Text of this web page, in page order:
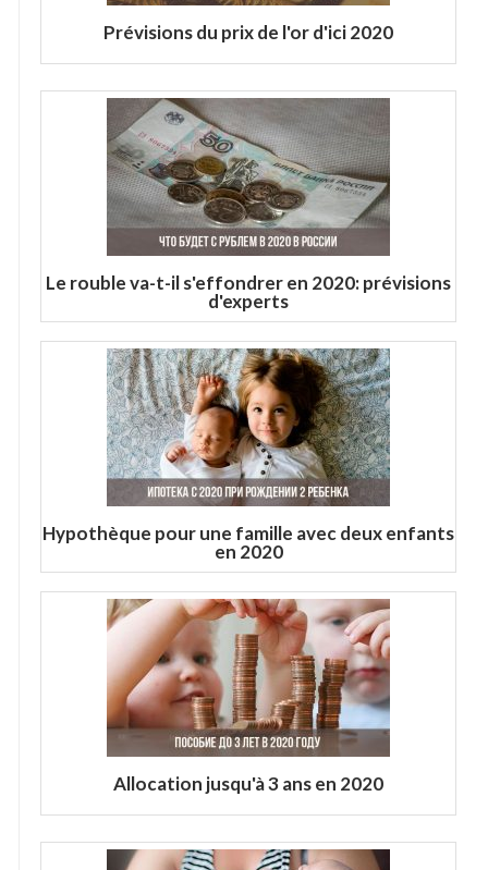
Prévisions du prix de l'or d'ici 2020
Le rouble va-t-il s'effondrer en 2020: prévisions
d'experts
Hypothèque pour une famille avec deux enfants
en 2020
Allocation jusqu'à 3 ans en 2020